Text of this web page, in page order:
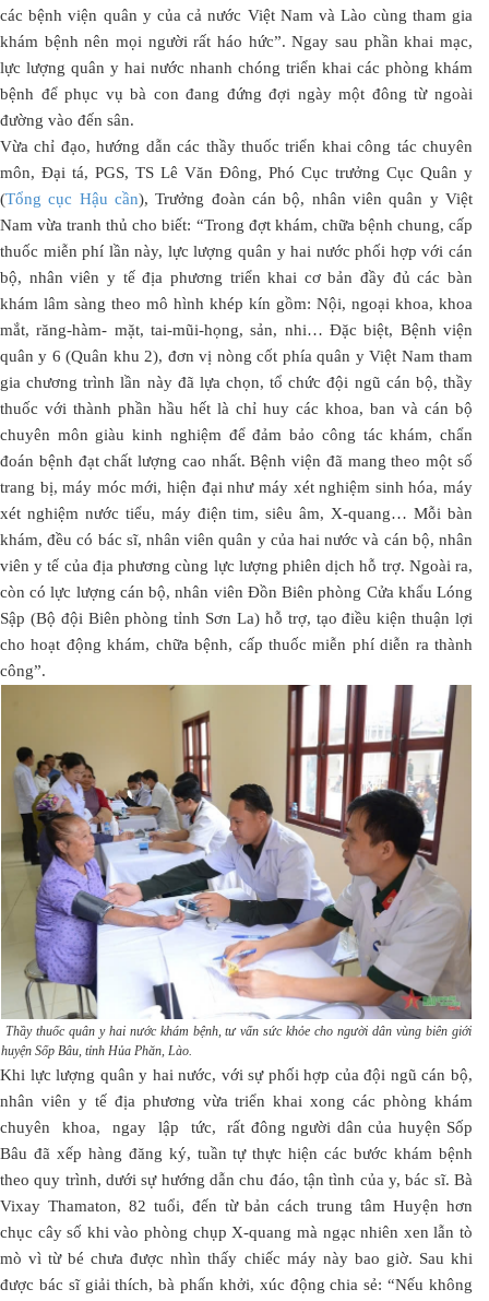
các bệnh viện quân y của cả nước Việt Nam và Lào cùng tham gia
khám bệnh nên mọi người rất háo hức”. Ngay sau phần khai mạc,
lực lượng quân y hai nước nhanh chóng triển khai các phòng khám
bệnh để phục vụ bà con đang đứng đợi ngày một đông từ ngoài
đường vào đến sân.
Vừa chỉ đạo, hướng dẫn các thầy thuốc triển khai công tác chuyên
môn, Đại tá, PGS, TS Lê Văn Đông, Phó Cục trưởng Cục Quân y
(Tổng cục Hậu cần), Trưởng đoàn cán bộ, nhân viên quân y Việt
Nam vừa tranh thủ cho biết: “Trong đợt khám, chữa bệnh chung, cấp
thuốc miễn phí lần này, lực lượng quân y hai nước phối hợp với cán
bộ, nhân viên y tế địa phương triển khai cơ bản đầy đủ các bàn
khám lâm sàng theo mô hình khép kín gồm: Nội, ngoại khoa, khoa
mắt, răng-hàm- mặt, tai-mũi-họng, sản, nhi… Đặc biệt, Bệnh viện
quân y 6 (Quân khu 2), đơn vị nòng cốt phía quân y Việt Nam tham
gia chương trình lần này đã lựa chọn, tổ chức đội ngũ cán bộ, thầy
thuốc với thành phần hầu hết là chỉ huy các khoa, ban và cán bộ
chuyên môn giàu kinh nghiệm để đảm bảo công tác khám, chẩn
đoán bệnh đạt chất lượng cao nhất. Bệnh viện đã mang theo một số
trang bị, máy móc mới, hiện đại như máy xét nghiệm sinh hóa, máy
xét nghiệm nước tiểu, máy điện tim, siêu âm, X-quang… Mỗi bàn
khám, đều có bác sĩ, nhân viên quân y của hai nước và cán bộ, nhân
viên y tế của địa phương cùng lực lượng phiên dịch hỗ trợ. Ngoài ra,
còn có lực lượng cán bộ, nhân viên Đồn Biên phòng Cửa khẩu Lóng
Sập (Bộ đội Biên phòng tỉnh Sơn La) hỗ trợ, tạo điều kiện thuận lợi
cho hoạt động khám, chữa bệnh, cấp thuốc miễn phí diễn ra thành
công”.
Thầy thuốc quân y hai nước khám bệnh, tư vấn sức khỏe cho người dân vùng biên giới
huyện Sốp Bâu, tỉnh Hủa Phăn, Lào.
Khi lực lượng quân y hai nước, với sự phối hợp của đội ngũ cán bộ,
nhân viên y tế địa phương vừa triển khai xong các phòng khám
chuyên khoa, ngay lập tức, rất đông người dân của huyện Sốp
Bâu đã xếp hàng đăng ký, tuần tự thực hiện các bước khám bệnh
theo quy trình, dưới sự hướng dẫn chu đáo, tận tình của y, bác sĩ. Bà
Vixay Thamaton, 82 tuổi, đến từ bản cách trung tâm Huyện hơn
chục cây số khi vào phòng chụp X-quang mà ngạc nhiên xen lẫn tò
mò vì từ bé chưa được nhìn thấy chiếc máy này bao giờ. Sau khi
được bác sĩ giải thích, bà phấn khởi, xúc động chia sẻ: “Nếu không